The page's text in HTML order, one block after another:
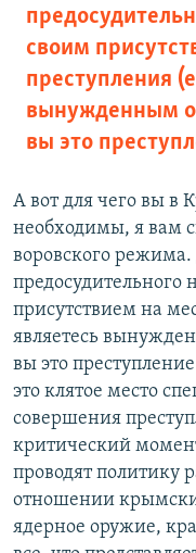
своим
преступления
вынужденным
вы это
А вот для чего вы в
необходимы, я вам
воровского
предосудительного
присутствием на
являетесь
вы это
это клятое место
совершения
критический
проводят политику
отношении
ядерное оружие,